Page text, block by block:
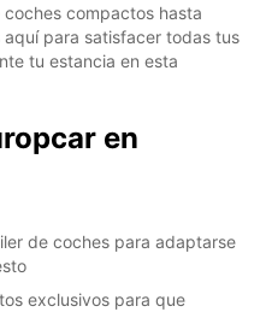
compactos hasta
para satisfacer todas tus
tu estancia en esta
en
de coches para adaptarse
exclusivos para que